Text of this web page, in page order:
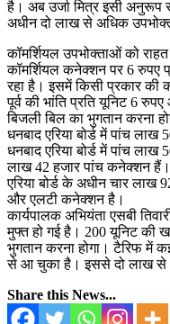
है। अब उर्जा मित्र इसी अनुरूप
अधीन दो लाख से अधिक
कॉमर्शियल उपभोक्ताओं को राहत
कॉमर्शियल कनेक्शन पर 6 रुपए
रहा है। इसमें किसी प्रकार की
पूर्व की भांति प्रति यूनिट 6
बिजली बिल का भुगतान करना
धनबाद एरिया बोर्ड में पांच
धनबाद एरिया बोर्ड में पांच
लाख 42 हजार पांच कनेक्शन
एरिया बोर्ड के अधीन चार
और एलटी कनेक्शन है।
कार्यपालक अभियंता एसबी
मुफ्त हो गई है। 200 यूनिट की
भुगतान करना होगा। टैरिफ में
से आ चुका है। इससे दो लाख से
Share this News...